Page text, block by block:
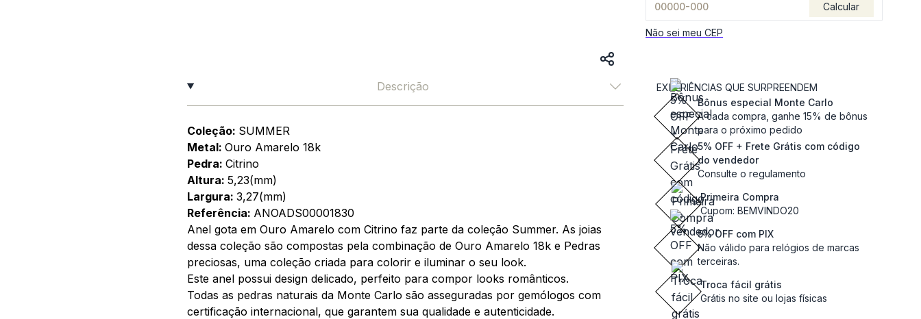
Calcular
Não sei meu CEP
EXPERIÊNCIAS QUE SURPREENDEM
Bônus especial Monte Carlo
A cada compra, ganhe 15% de bônus
para o próximo pedido
5% OFF + Frete Grátis com código
do vendedor
Consulte o regulamento
Primeira Compra
Cupom: BEMVINDO20
5% OFF com PIX
Não válido para relógios de marcas
terceiras.
Troca fácil grátis
Grátis no site ou lojas físicas
Descrição
Coleção: SUMMER
Metal: Ouro Amarelo 18k
Pedra: Citrino
Altura: 5,23(mm)
Largura: 3,27(mm)
Referência: ANOADS00001830
Anel gota em Ouro Amarelo com Citrino faz parte da coleção Summer. As joias
dessa coleção são compostas pela combinação de Ouro Amarelo 18k e Pedras
preciosas, uma coleção criada para colorir e iluminar o seu look.
Este anel possui design delicado, perfeito para compor looks românticos.
Todas as pedras naturais da Monte Carlo são asseguradas por gemólogos com
certificação internacional, que garantem sua qualidade e autenticidade.